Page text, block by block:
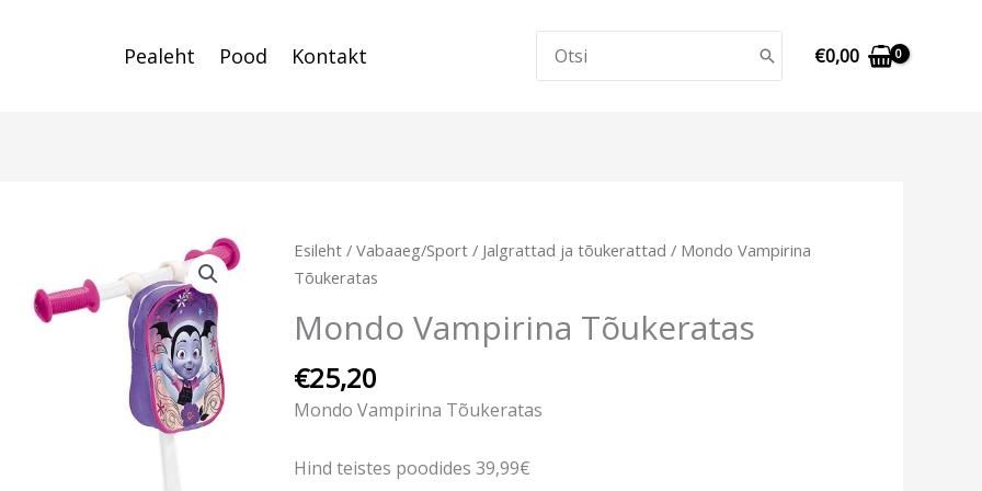
Pealeht Pood Kontakt
for:
€0,00
Esileht / Vabaaeg/Sport / Jalgrattad ja tõukerattad / Mondo Vampirina
Tõukeratas
Mondo Vampirina Tõukeratas
€25,20
Mondo Vampirina Tõukeratas
Hind teistes poodides 39,99€
Mondo
Vampirina
kogus